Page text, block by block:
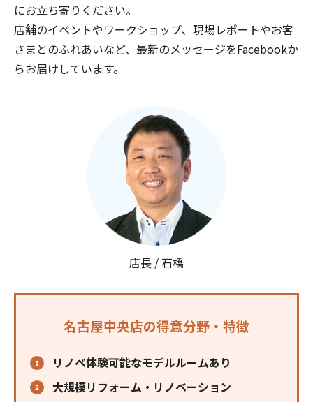
にお立ち寄りください。
店舗のイベントやワークショップ、現場レポートやお客
さまとのふれあいなど、最新のメッセージをFacebookか
らお届けしています。
店長 / 石橋
名古屋中央店の得意分野・特徴
リノベ体験可能なモデルルームあり
大規模リフォーム・リノベーション